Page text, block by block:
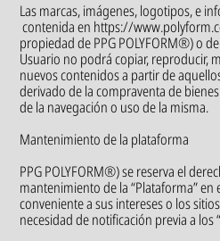
Las marcas, imágenes, logotipos, e
contenida en https://
propiedad de PPG POLYFORM®) o
Usuario no podrá copiar, reproducir,
nuevos contenidos a partir de
derivado de la compraventa de
de la navegación o uso de la misma.
Mantenimiento de la plataforma
PPG POLYFORM®) se reserva el
mantenimiento de la “Plataforma”
conveniente a sus intereses o los
necesidad de notificación previa a los